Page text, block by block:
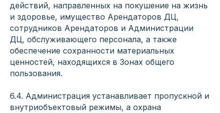
действий, направленных на покушение на жизнь
и здоровье, имущество Арендаторов ДЦ,
сотрудников Арендаторов и Администрации
ДЦ, обслуживающего персонала, а также
обеспечение сохранности материальных
ценностей, находящихся в Зонах общего
пользования.
6.4. Администрация устанавливает пропускной и
внутриобъектовый режимы, а охрана